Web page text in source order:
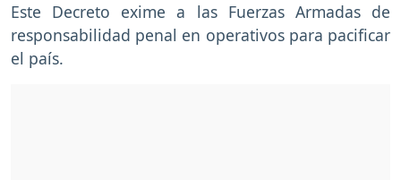
Este Decreto exime a las Fuerzas Armadas de
responsabilidad penal en operativos para pacificar
el país.